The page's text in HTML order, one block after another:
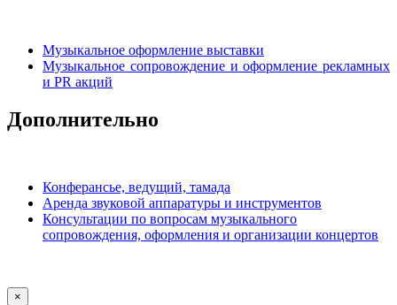
Музыкальное оформление выставки
Музыкальное сопровождение и оформление рекламных
и PR акций
Дополнительно
Конферансье, ведущий, тамада
Аренда звуковой аппаратуры и инструментов
Консультации по вопросам музыкального
сопровождения, оформления и организации концертов
×